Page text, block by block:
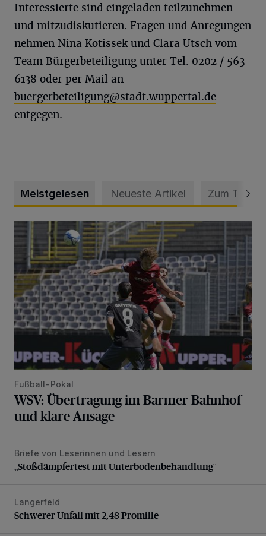
Interessierte sind eingeladen teilzunehmen
und mitzudiskutieren. Fragen und Anregungen
nehmen Nina Kotissek und Clara Utsch vom
Team Bürgerbeteiligung unter Tel. 0202 / 563-
6138 oder per Mail an
buergerbeteiligung@stadt.wuppertal.de
entgegen.
Meistgelesen Neueste Artikel Zum Thema
WSV: Übertragung im Barmer Bahnhof und klare Ansage
Fußball-Pokal
WSV: Übertragung im Barmer Bahnhof
und klare Ansage
„Stoßdämpfertest mit Unterbodenbehandlung“
Briefe von Leserinnen und Lesern
„Stoßdämpfertest mit Unterbodenbehandlung“
Schwerer Unfall mit 2,48 Promille
Langerfeld
Schwerer Unfall mit 2,48 Promille